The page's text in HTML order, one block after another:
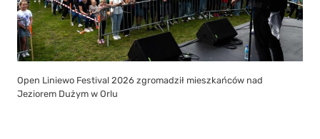
Open Liniewo Festival 2026 zgromadził mieszkańców nad
Jeziorem Dużym w Orlu